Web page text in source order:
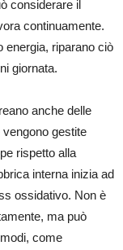
considerare il
continuamente.
energia, riparano ciò
giornata.
anche delle
vengono gestite
rispetto alla
interna inizia ad
ossidativo. Non è
ma può
come